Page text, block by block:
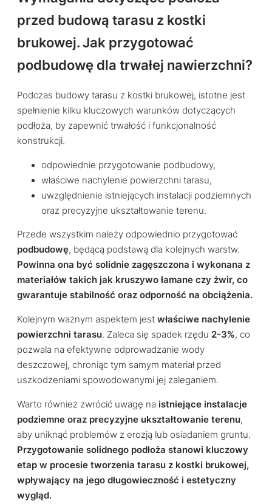
przed budową tarasu z kostki
brukowej. Jak przygotować
podbudowę dla trwałej nawierzchni?
Podczas budowy tarasu z kostki brukowej, istotne jest
spełnienie kilku kluczowych warunków dotyczących
podłoża, by zapewnić trwałość i funkcjonalność
konstrukcji.
odpowiednie przygotowanie podbudowy,
właściwe nachylenie powierzchni tarasu,
uwzględnienie istniejących instalacji podziemnych
oraz precyzyjne ukształtowanie terenu.
Przede wszystkim należy odpowiednio przygotować
podbudowę, będącą podstawą dla kolejnych warstw.
Powinna ona być solidnie zagęszczona i wykonana z
materiałów takich jak kruszywo łamane czy żwir, co
gwarantuje stabilność oraz odporność na obciążenia.
Kolejnym ważnym aspektem jest właściwe nachylenie
powierzchni tarasu. Zaleca się spadek rzędu 2-3%, co
pozwala na efektywne odprowadzanie wody
deszczowej, chroniąc tym samym materiał przed
uszkodzeniami spowodowanymi jej zaleganiem.
Warto również zwrócić uwagę na istniejące instalacje
podziemne oraz precyzyjne ukształtowanie terenu,
aby uniknąć problemów z erozją lub osiadaniem gruntu.
Przygotowanie solidnego podłoża stanowi kluczowy
etap w procesie tworzenia tarasu z kostki brukowej,
wpływający na jego długowieczność i estetyczny
wygląd.